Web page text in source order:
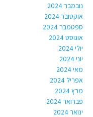
נובמבר 2024
אוקטובר 2024
ספטמבר 2024
אוגוסט 2024
יולי 2024
יוני 2024
מאי 2024
אפריל 2024
מרץ 2024
פברואר 2024
ינואר 2024